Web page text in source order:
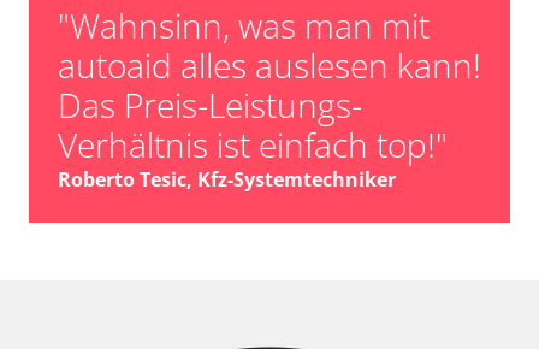
"Wahnsinn, was man mit
autoaid alles auslesen kann!
Das Preis-Leistungs-
Verhältnis ist einfach top!"
Roberto Tesic, Kfz-Systemtechniker